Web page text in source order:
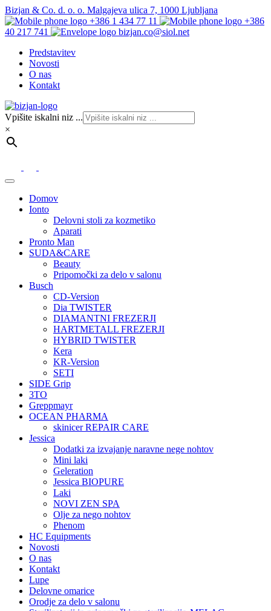
Bizjan & Co. d. o. o. Malgajeva ulica 7, 1000 Ljubljana
+386 1 434 77 11
+386
40 217 741
bizjan.co@siol.net
Predstavitev
Novosti
O nas
Kontakt
Vpišite iskalni niz ...
×
Domov
Ionto
Delovni stoli za kozmetiko
Aparati
Pronto Man
SUDA&CARE
Beauty
Pripomočki za delo v salonu
Busch
CD-Version
Dia TWISTER
DIAMANTNI FREZERJI
HARTMETALL FREZERJI
HYBRID TWISTER
Kera
KR-Version
SETI
SIDE Grip
3TO
Greppmayr
OCEAN PHARMA
skinicer REPAIR CARE
Jessica
Dodatki za izvajanje naravne nege nohtov
Mini laki
Geleration
Jessica BIOPURE
Laki
NOVI ZEN SPA
Olje za nego nohtov
Phenom
HC Equipments
Novosti
O nas
Kontakt
Lupe
Delovne omarice
Orodje za delo v salonu